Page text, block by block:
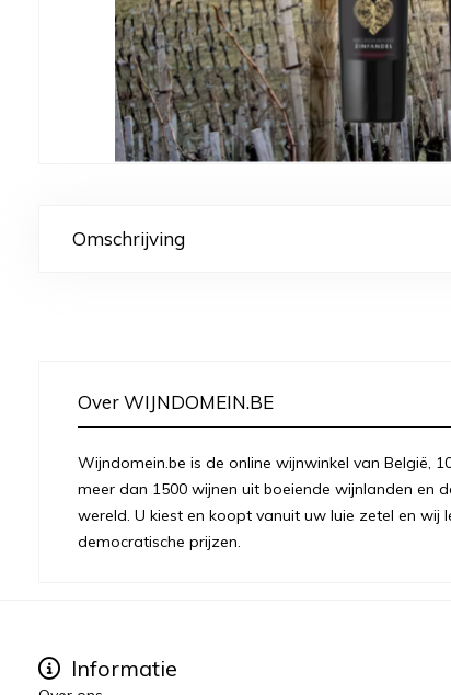
Omschrijving
Over WIJNDOMEIN.BE
Wijndomein.be is de online wijnwinkel van België,
meer dan 1500 wijnen uit boeiende wijnlanden en
wereld. U kiest en koopt vanuit uw luie zetel en wij
democratische prijzen.
Informatie